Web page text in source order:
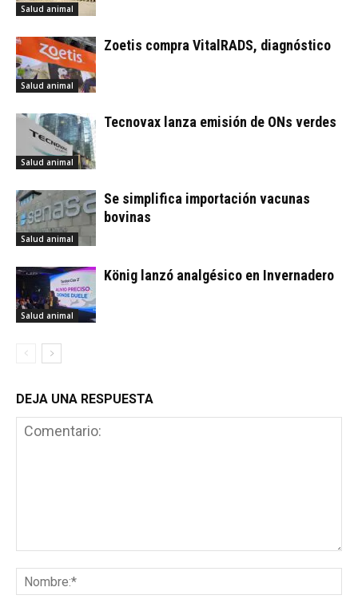
Salud animal
Salud animal
Zoetis compra VitalRADS, diagnóstico
Salud animal
Tecnovax lanza emisión de ONs verdes
Salud animal
Se simplifica importación vacunas
bovinas
Salud animal
König lanzó analgésico en Invernadero
DEJA UNA RESPUESTA